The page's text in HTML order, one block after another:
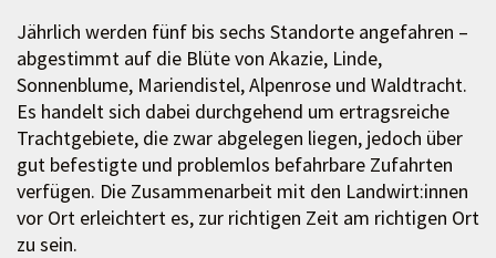
Jährlich werden fünf bis sechs Standorte angefahren –
abgestimmt auf die Blüte von Akazie, Linde,
Sonnenblume, Mariendistel, Alpenrose und Waldtracht.
Es handelt sich dabei durchgehend um ertragsreiche
Trachtgebiete, die zwar abgelegen liegen, jedoch über
gut befestigte und problemlos befahrbare Zufahrten
verfügen. Die Zusammenarbeit mit den Landwirt:innen
vor Ort erleichtert es, zur richtigen Zeit am richtigen Ort
zu sein.